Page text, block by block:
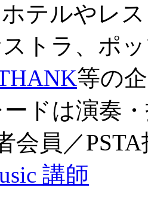
テルやレ
トラ、ポ
等の
ドは演奏
会員／
講師